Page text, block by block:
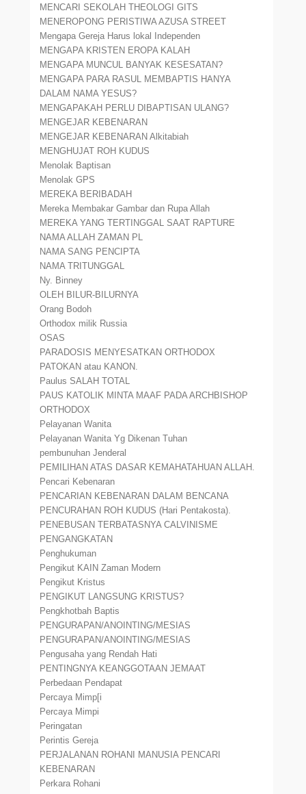
MENCARI SEKOLAH THEOLOGI GITS
MENEROPONG PERISTIWA AZUSA STREET
Mengapa Gereja Harus lokal Independen
MENGAPA KRISTEN EROPA KALAH
MENGAPA MUNCUL BANYAK KESESATAN?
MENGAPA PARA RASUL MEMBAPTIS HANYA
DALAM NAMA YESUS?
MENGAPAKAH PERLU DIBAPTISAN ULANG?
MENGEJAR KEBENARAN
MENGEJAR KEBENARAN Alkitabiah
MENGHUJAT ROH KUDUS
Menolak Baptisan
Menolak GPS
MEREKA BERIBADAH
Mereka Membakar Gambar dan Rupa Allah
MEREKA YANG TERTINGGAL SAAT RAPTURE
NAMA ALLAH ZAMAN PL
NAMA SANG PENCIPTA
NAMA TRITUNGGAL
Ny. Binney
OLEH BILUR-BILURNYA
Orang Bodoh
Orthodox milik Russia
OSAS
PARADOSIS MENYESATKAN ORTHODOX
PATOKAN atau KANON.
Paulus SALAH TOTAL
PAUS KATOLIK MINTA MAAF PADA ARCHBISHOP
ORTHODOX
Pelayanan Wanita
Pelayanan Wanita Yg Dikenan Tuhan
pembunuhan Jenderal
PEMILIHAN ATAS DASAR KEMAHATAHUAN ALLAH.
Pencari Kebenaran
PENCARIAN KEBENARAN DALAM BENCANA
PENCURAHAN ROH KUDUS (Hari Pentakosta).
PENEBUSAN TERBATASNYA CALVINISME
PENGANGKATAN
Penghukuman
Pengikut KAIN Zaman Modern
Pengikut Kristus
PENGIKUT LANGSUNG KRISTUS?
Pengkhotbah Baptis
PENGURAPAN/ANOINTING/MESIAS
PENGURAPAN/ANOINTING/MESIAS
Pengusaha yang Rendah Hati
PENTINGNYA KEANGGOTAAN JEMAAT
Perbedaan Pendapat
Percaya Mimp[i
Percaya Mimpi
Peringatan
Perintis Gereja
PERJALANAN ROHANI MANUSIA PENCARI
KEBENARAN
Perkara Rohani